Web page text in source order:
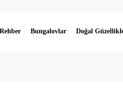
Rehber Bungalovlar Doğal